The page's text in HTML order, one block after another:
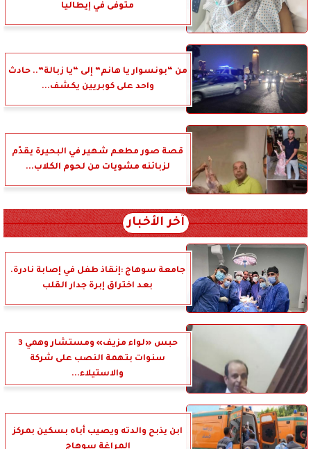
متوفى في إيطاليا
من “بونسوار يا هانم” إلى “يا زبالة”.. حادث
واحد على كوبريين يكشف...
قصة صور مطعم شهير في البحيرة يقدّم
لزبائنه مشويات من لحوم الكلاب...
آخر الأخبار
جامعة سوهاج :إنقاذ طفل في إصابة نادرة.
بعد اختراق إبرة جدار القلب
حبس «لواء مزيف» ومستشار وهمي 3
سنوات بتهمة النصب على شركة
والاستيلاء...
ابن يذبح والدته ويصيب أباه بسكين بمركز
المراغة سوهاج